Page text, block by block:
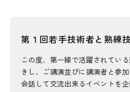
第１回若手技術者と熟練
この度、第一線で活躍されてい
きし、ご講演並びに講演者と参
会話して交流出来るイベントを